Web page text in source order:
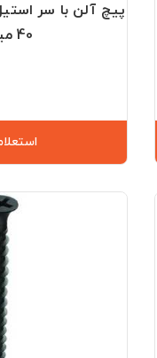
40 میلیمتر